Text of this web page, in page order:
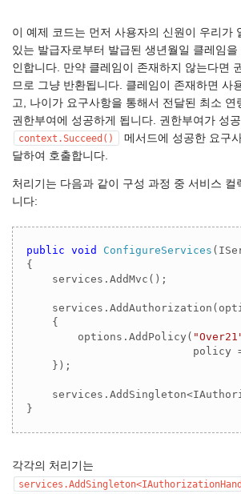
이 예제 코드는 먼저 사용자의 신원이 우리가
있는 발급자로부터 발급된 생년월일 클레임
인합니다. 만약 클레임이 존재하지 않는다면
므로 그냥 반환됩니다. 클레임이 존재하면 사
고, 나이가 요구사항을 통해서 전달된 최소 연
권한부여에 성공하게 됩니다. 권한부여가 성
context.Succeed()
메서드에 성공한 요구
달하여 호출합니다.
처리기는 다음과 같이 구성 과정 중 서비스 컬
니다:
public void ConfigureServices (
{
    services.AddMvc();
    {
        options.AddPolicy(
policy
    });
}
각각의 처리기는